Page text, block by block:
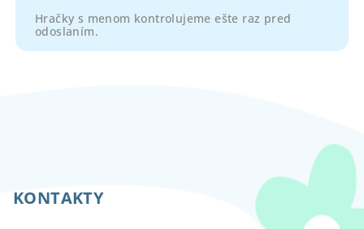
Hračky s menom kontrolujeme ešte raz pred
odoslaním.
KONTAKTY